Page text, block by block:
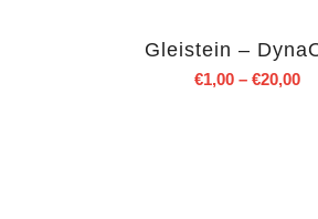
Gleistein –
€1,00– €20,00